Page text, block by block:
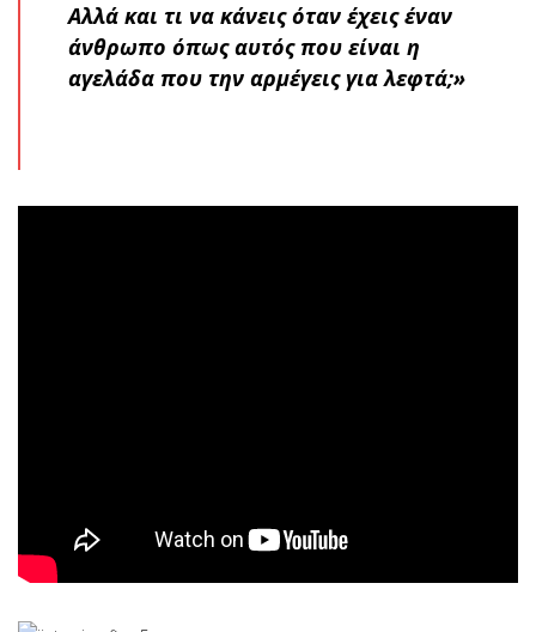
Αλλά και τι να κάνεις όταν έχεις έναν
άνθρωπο όπως αυτός που είναι η
αγελάδα που την αρμέγεις για λεφτά;»